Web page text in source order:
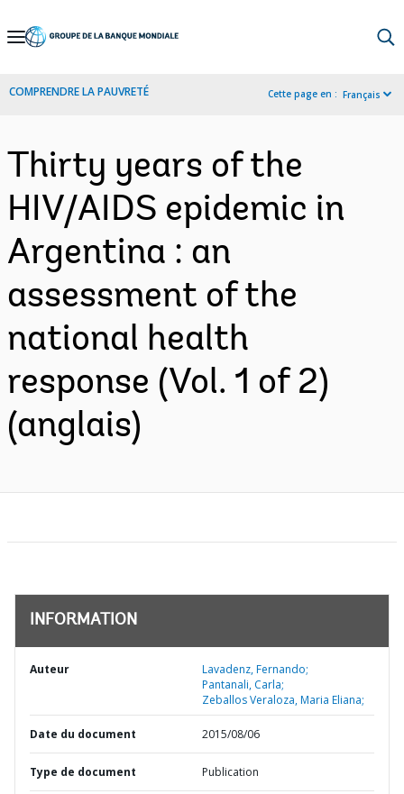
Skip
Navigation
COMPRENDRE LA PAUVRETÉ Cette page en : Français
Thirty years of the
HIV/AIDS epidemic in
Argentina : an
assessment of the
national health
response (Vol. 1 of 2)
(anglais)
INFORMATION
Auteur
Lavadenz, Fernando;
Pantanali, Carla;
Zeballos Veraloza, Maria Eliana;
Date du document 2015/08/06
Type de document Publication